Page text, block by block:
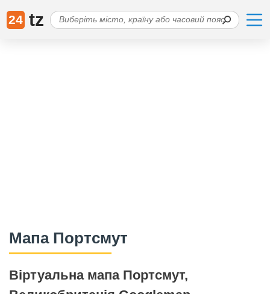
24 tz
Мапа Портсмут
Віртуальна мапа Портсмут,